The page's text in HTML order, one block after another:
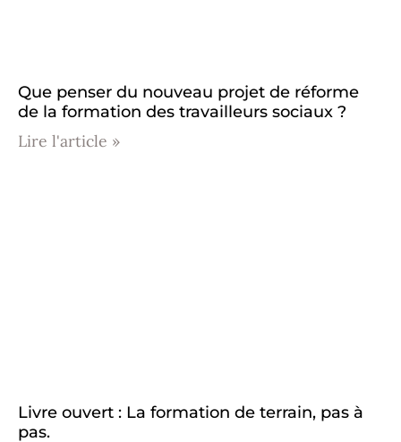
Que penser du nouveau projet de réforme
de la formation des travailleurs sociaux ?
Lire l'article »
Livre ouvert : La formation de terrain, pas à
pas.